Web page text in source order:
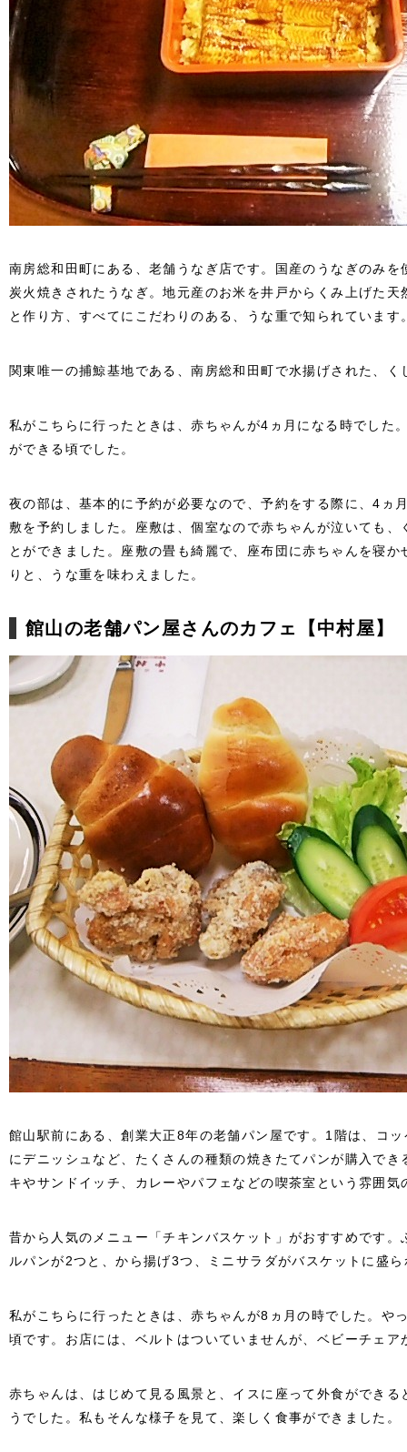
南房総和田町にある、老舗うなぎ店です。国産のうなぎのみ
炭火焼きされたうなぎ。地元産のお米を井戸からくみ上げた
と作り方、すべてにこだわりのある、うな重で知られています
関東唯一の捕鯨基地である、南房総和田町で水揚げされた、
私がこちらに行ったときは、赤ちゃんが4ヵ月になる時でした
ができる頃でした。
夜の部は、基本的に予約が必要なので、予約をする際に、4ヵ
敷を予約しました。座敷は、個室なので赤ちゃんが泣いても
とができました。座敷の畳も綺麗で、座布団に赤ちゃんを寝
りと、うな重を味わえました。
館山の老舗パン屋さんのカフェ【中村屋】
館山駅前にある、創業大正8年の老舗パン屋です。1階は、コ
にデニッシュなど、たくさんの種類の焼きたてパンが購入で
キやサンドイッチ、カレーやパフェなどの喫茶室という雰囲気
昔から人気のメニュー「チキンバスケット」がおすすめです
ルパンが2つと、から揚げ3つ、ミニサラダがバスケットに盛
私がこちらに行ったときは、赤ちゃんが8ヵ月の時でした。や
頃です。お店には、ベルトはついていませんが、ベビーチェ
赤ちゃんは、はじめて見る風景と、イスに座って外食ができ
うでした。私もそんな様子を見て、楽しく食事ができました。